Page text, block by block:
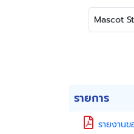
Mascot
รายการ
รายงาน